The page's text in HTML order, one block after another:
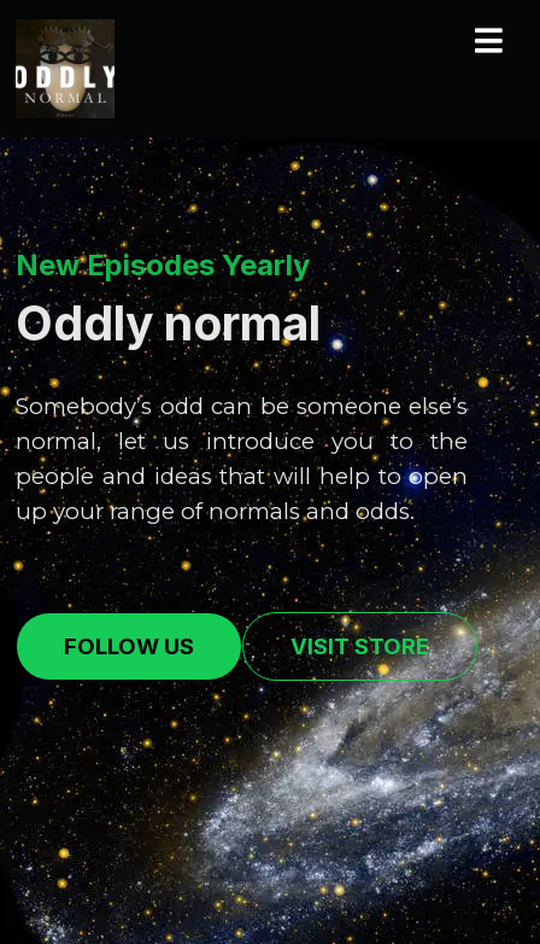
New Episodes Yearly
Oddly normal
Somebody’s odd can be someone else’s
normal, let us introduce you to the
people and ideas that will help to open
up your range of normals and odds.
FOLLOW US VISIT STORE